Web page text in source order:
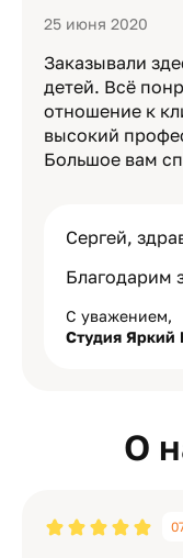
25 июня 2020
Заказывали
детей. Всё
отношение к
высокий
Большое вам
Сергей,
Благодарим
С уважением,
Студия Яркий
О